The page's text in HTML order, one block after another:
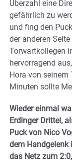
Überzahl eine
gefährlich zu
und fing den
der anderen
Torwartkollegen
hervorragend
Hora von
Minuten sollte
Wieder einmal
Erdinger Drittel,
Puck von Nico
dem Handgelenk
das Netz zum